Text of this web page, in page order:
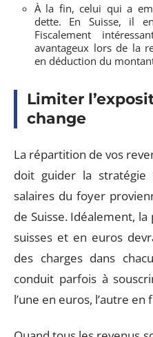
À la fin, celui qui a
dette. En Suisse, il
Fiscalement
avantageux lors de la
en déduction du
Limiter
change
La répartition de vos
doit guider la stratégie
salaires du foyer
de Suisse. Idéalement,
suisses et en euros
des charges dans
conduit parfois à
l’une en euros, l’autre en